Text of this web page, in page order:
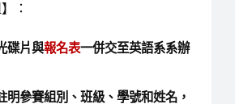
：
碟片與報名表一併交至英語系系辦
參賽組別、班級、學號和姓名，